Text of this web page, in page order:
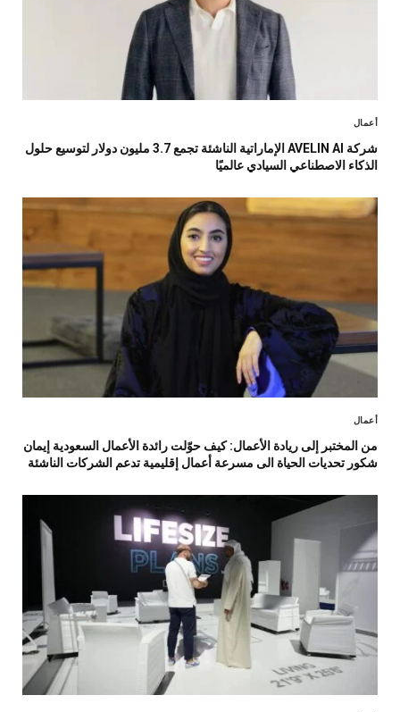
أعمال
شركة AVELIN AI الإماراتية الناشئة تجمع 3.7 مليون دولار لتوسيع حلول
الذكاء الاصطناعي السيادي عالميًا
أعمال
من المختبر إلى ريادة الأعمال: كيف حوّلت رائدة الأعمال السعودية إيمان
شكور تحديات الحياة الى مسرعة أعمال إقليمية تدعم الشركات الناشئة